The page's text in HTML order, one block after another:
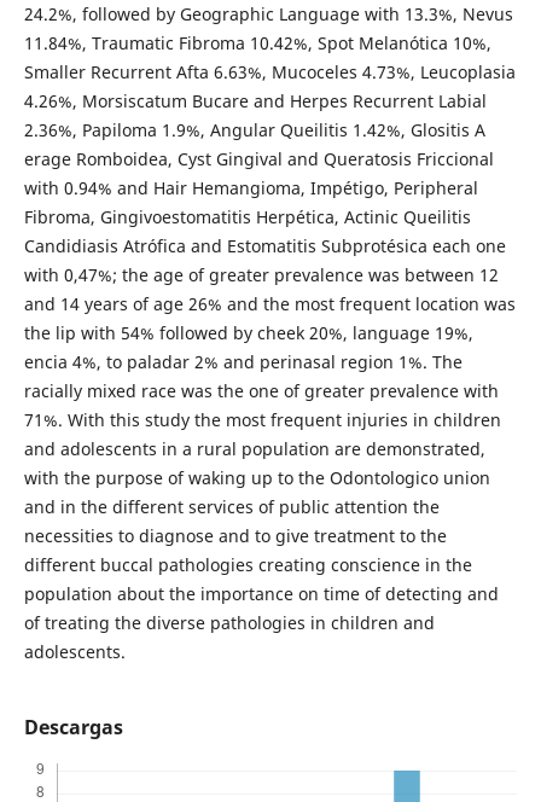
24.2%, followed by Geographic Language with 13.3%, Nevus
11.84%, Traumatic Fibroma 10.42%, Spot Melanótica 10%,
Smaller Recurrent Afta 6.63%, Mucoceles 4.73%, Leucoplasia
4.26%, Morsiscatum Bucare and Herpes Recurrent Labial
2.36%, Papiloma 1.9%, Angular Queilitis 1.42%, Glositis A
erage Romboidea, Cyst Gingival and Queratosis Friccional
with 0.94% and Hair Hemangioma, Impétigo, Peripheral
Fibroma, Gingivoestomatitis Herpética, Actinic Queilitis
Candidiasis Atrófica and Estomatitis Subprotésica each one
with 0,47%; the age of greater prevalence was between 12
and 14 years of age 26% and the most frequent location was
the lip with 54% followed by cheek 20%, language 19%,
encia 4%, to paladar 2% and perinasal region 1%. The
racially mixed race was the one of greater prevalence with
71%. With this study the most frequent injuries in children
and adolescents in a rural population are demonstrated,
with the purpose of waking up to the Odontologico union
and in the different services of public attention the
necessities to diagnose and to give treatment to the
different buccal pathologies creating conscience in the
population about the importance on time of detecting and
of treating the diverse pathologies in children and
adolescents.
Descargas